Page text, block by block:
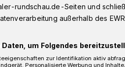
Nach dem
sich ein
rundschau.de-Seiten und
außerhalb des
um Folgendes
zur Identifikation aktiv
Personalisierte Werbung und